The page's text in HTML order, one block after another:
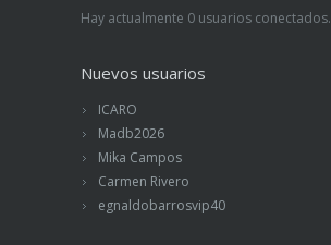
Hay actualmente 0 usuarios conectados.
Nuevos usuarios
ICARO
Madb2026
Mika Campos
Carmen Rivero
egnaldobarrosvip40